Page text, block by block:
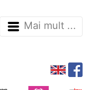
Mai mult ...